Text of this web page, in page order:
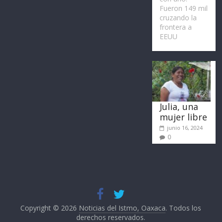
Fueron 149 mil
cruzando la
frontera a
EEUU
Julia, una
mujer libre
junio 16, 2024
0
Copyright © 2026 Noticias del Istmo, Oaxaca. Todos los
derechos reservados.